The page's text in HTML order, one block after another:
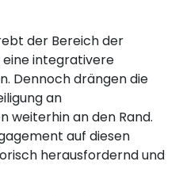
der Bereich der
eine integrativere
Dennoch drängen die
an
weiterhin an den Rand.
auf diesen
herausfordernd und